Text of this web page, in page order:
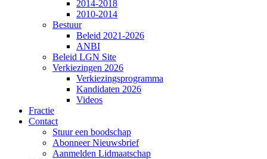
2014-2018
2010-2014
Bestuur
Beleid 2021-2026
ANBI
Beleid LGN Site
Verkiezingen 2026
Verkiezingsprogramma
Kandidaten 2026
Videos
Fractie
Contact
Stuur een boodschap
Abonneer Nieuwsbrief
Aanmelden Lidmaatschap